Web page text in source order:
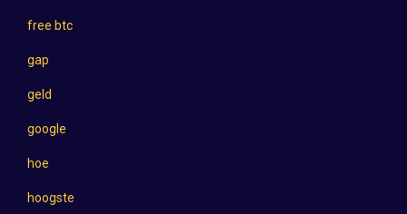
free btc
gap
geld
google
hoe
hoogste